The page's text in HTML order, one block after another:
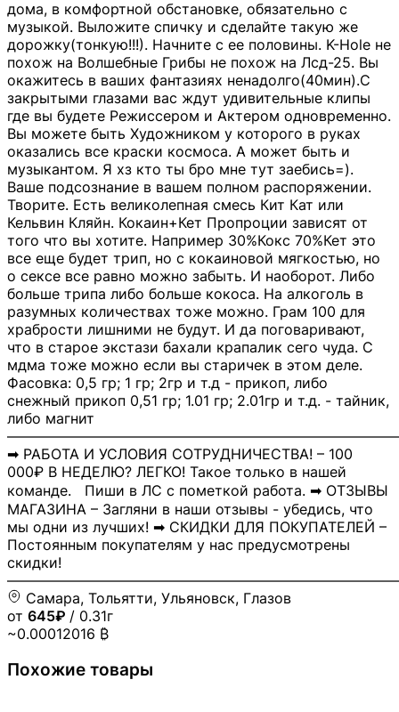
дома, в комфортной обстановке, обязательно с
музыкой. Выложите спичку и сделайте такую же
дорожку(тонкую!!!). Начните с ее половины. K-Hole не
похож на Волшебные Грибы не похож на Лсд-25. Вы
окажитесь в ваших фантазиях ненадолго(40мин).С
закрытыми глазами вас ждут удивительные клипы
где вы будете Режиссером и Актером одновременно.
Вы можете быть Художником у которого в руках
оказались все краски космоса. А может быть и
музыкантом. Я хз кто ты бро мне тут заебись=).
Ваше подсознание в вашем полном распоряжении.
Творите. Есть великолепная смесь Кит Кат или
Кельвин Кляйн. Кокаин+Кет Пропроции зависят от
того что вы хотите. Например 30%Кокс 70%Кет это
все еще будет трип, но с кокаиновой мягкостью, но
о сексе все равно можно забыть. И наоборот. Либо
больше трипа либо больше кокоса. На алкоголь в
разумных количествах тоже можно. Грам 100 для
храбрости лишними не будут. И да поговаривают,
что в старое экстази бахали крапалик сего чуда. С
мдма тоже можно если вы старичек в этом деле.
Фасовка: 0,5 гр; 1 гр; 2гр и т.д - прикоп, либо
снежный прикоп 0,51 гр; 1.01 гр; 2.01гр и т.д. - тайник,
либо магнит
➡ РАБОТА И УСЛОВИЯ СОТРУДНИЧЕСТВА! – 100
000₽ В НЕДЕЛЮ? ЛЕГКО! Такое только в нашей
команде. Пиши в ЛС с пометкой работа. ➡ ОТЗЫВЫ
МАГАЗИНА – Загляни в наши отзывы - убедись, что
мы одни из лучших! ➡ СКИДКИ ДЛЯ ПОКУПАТЕЛЕЙ –
Постоянным покупателям у нас предусмотрены
скидки!
Самара, Тольятти, Ульяновск, Глазов
от 645₽ / 0.31г
~0.00012016 ₿
Похожие товары